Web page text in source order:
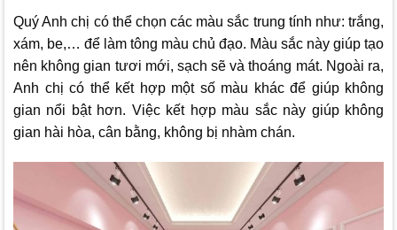
Quý Anh chị có thể chọn các màu sắc trung tính như: trắng,
xám, be,… để làm tông màu chủ đạo. Màu sắc này giúp tạo
nên không gian tươi mới, sạch sẽ và thoáng mát. Ngoài ra,
Anh chị có thể kết hợp một số màu khác để giúp không
gian nổi bật hơn. Việc kết hợp màu sắc này giúp không
gian hài hòa, cân bằng, không bị nhàm chán.